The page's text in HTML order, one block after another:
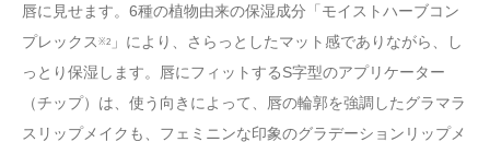
唇に見せます。6種の植物由来の保湿成分「モイストハーブコン
プレックス ※2 」により、さらっとしたマット感でありながら、し
っとり保湿します。唇にフィットするS字型のアプリケーター
（チップ）は、使う向きによって、唇の輪郭を強調したグラマラ
スリップメイクも、フェミニンな印象のグラデーションリップメ